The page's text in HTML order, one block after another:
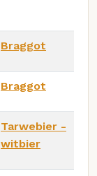
Braggot
Braggot
Tarwebier -
witbier